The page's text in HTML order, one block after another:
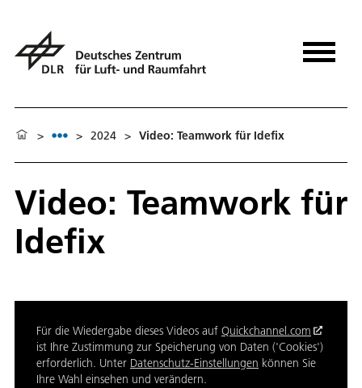
> > 2024 > Video: Teamwork für Idefix
Video: Teamwork für
Idefix
Für die Wiedergabe dieses Videos auf Quickchannel.com
ist Ihre Zustimmung zur Speicherung von Daten ('Cookies')
erforderlich. Unter Datenschutz-Einstellungen können Sie
Ihre Wahl einsehen und verändern.